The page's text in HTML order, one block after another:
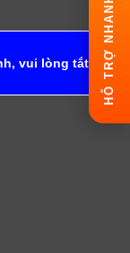
HỖ TRỢ NHANH